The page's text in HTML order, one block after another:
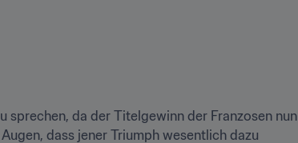
sprechen, da der Titelgewinn der Franzosen nun
dass jener Triumph wesentlich dazu